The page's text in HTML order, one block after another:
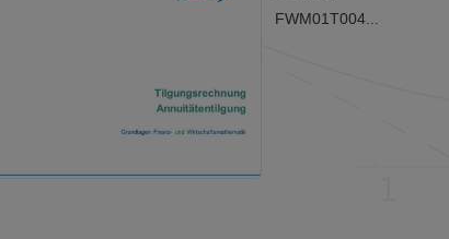
FWM01T004...